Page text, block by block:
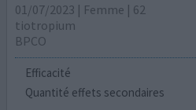
01/07/2023 | Femme | 62
tiotropium
BPCO
Efficacité
Quantité effets secondaires